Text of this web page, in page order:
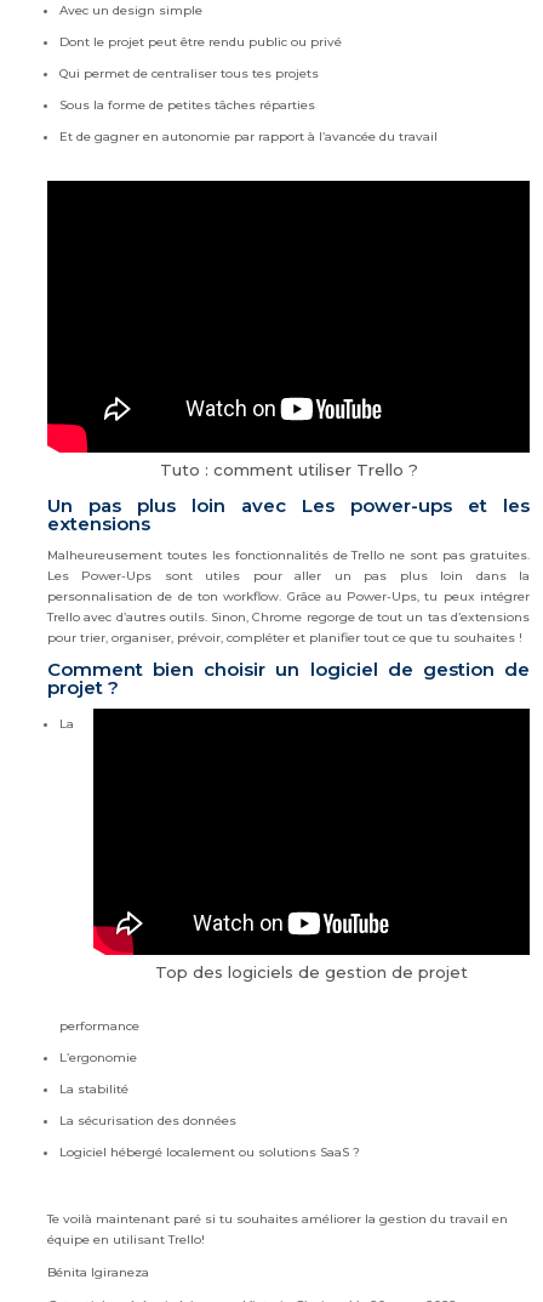
Avec un design simple
Dont le projet peut être rendu public ou privé
Qui permet de centraliser tous tes projets
Sous la forme de petites tâches réparties
Et de gagner en autonomie par rapport à l’avancée du travail
Tuto : comment utiliser Trello ?
Un pas plus loin avec Les power-ups et les
extensions
Malheureusement toutes les fonctionnalités de Trello ne sont pas gratuites.
Les Power-Ups sont utiles pour aller un pas plus loin dans la
personnalisation de de ton workflow. Grâce au Power-Ups, tu peux intégrer
Trello avec d’autres outils. Sinon, Chrome regorge de tout un tas d’extensions
pour trier, organiser, prévoir, compléter et planifier tout ce que tu souhaites !
Comment bien choisir un logiciel de gestion de
projet ?
Top des logiciels de gestion de projet
La
performance
L’ergonomie
La stabilité
La sécurisation des données
Logiciel hébergé localement ou solutions SaaS ?
Te voilà maintenant paré si tu souhaites améliorer la gestion du travail en
équipe en utilisant Trello!
Bénita Igiraneza